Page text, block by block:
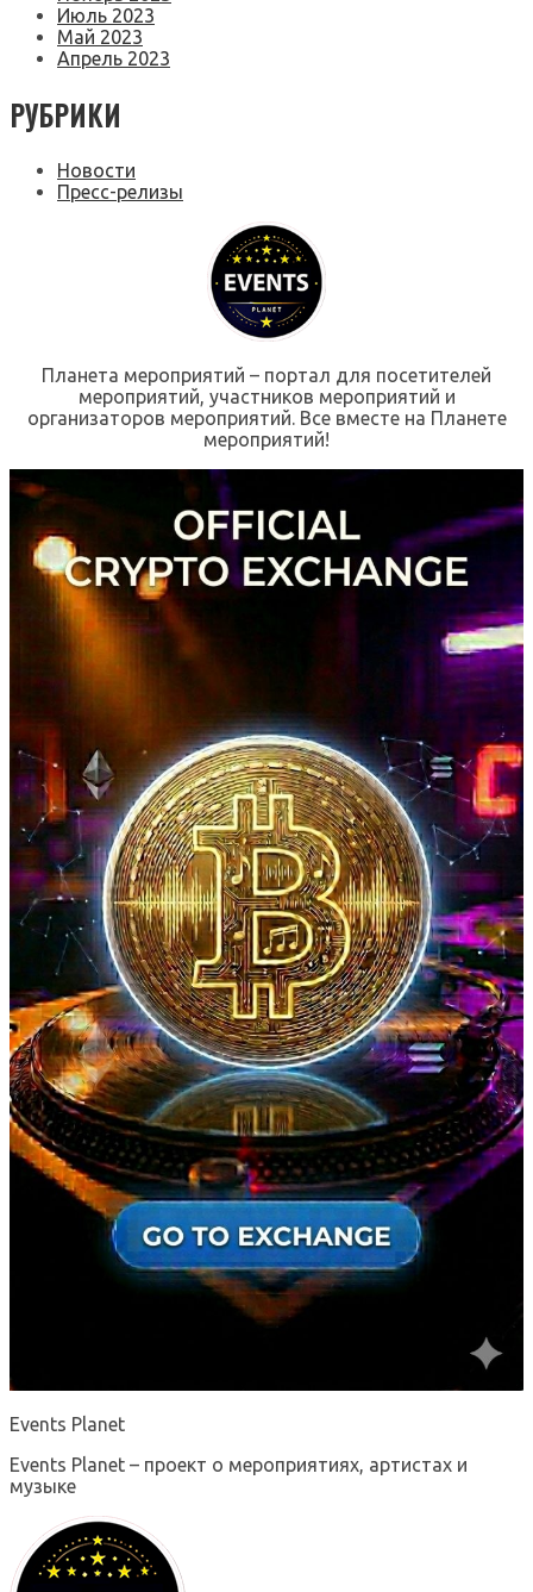
Июль 2023
Май 2023
Апрель 2023
РУБРИКИ
Новости
Пресс-релизы
Планета мероприятий – портал для посетителей
мероприятий, участников мероприятий и
организаторов мероприятий. Все вместе на Планете
мероприятий!
Events Planet
Events Planet – проект о мероприятиях, артистах и
музыке